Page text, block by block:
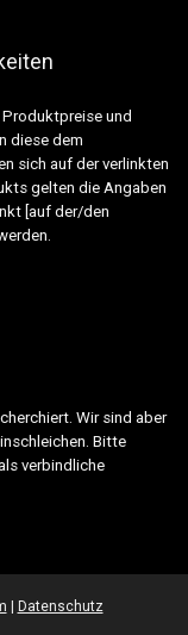
und
diese dem
sich auf der verlinkten
gelten die Angaben
[auf der/den
Wir sind aber
Bitte
verbindliche
Datenschutz